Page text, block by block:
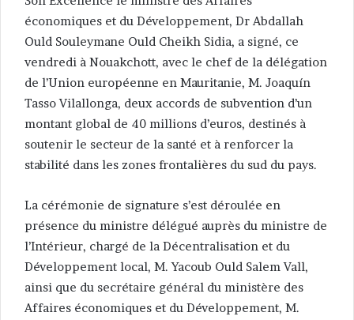
économiques et du Développement, Dr Abdallah
Ould Souleymane Ould Cheikh Sidia, a signé, ce
vendredi à Nouakchott, avec le chef de la délégation
de l’Union européenne en Mauritanie, M. Joaquín
Tasso Vilallonga, deux accords de subvention d’un
montant global de 40 millions d’euros, destinés à
soutenir le secteur de la santé et à renforcer la
stabilité dans les zones frontalières du sud du pays.
La cérémonie de signature s’est déroulée en
présence du ministre délégué auprès du ministre de
l’Intérieur, chargé de la Décentralisation et du
Développement local, M. Yacoub Ould Salem Vall,
ainsi que du secrétaire général du ministère des
Affaires économiques et du Développement, M.